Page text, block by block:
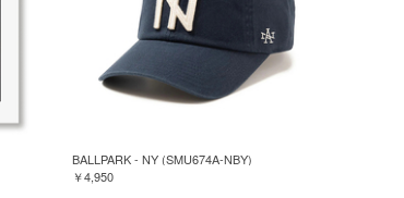
BALLPARK - NY (SMU674A-NBY)
￥4,950